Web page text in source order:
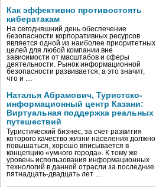
Как эффективно противостоять
кибератакам
На сегодняшний день обеспечение
безопасности корпоративных ресурсов
является одной из наиболее приоритетных
целей для любой компании вне
зависимости от масштабов и сферы
деятельности. Рынок информационной
безопасности развивается, а это значит,
что и …
Наталья Абрамович, Туристско-
информационный центр Казани:
Виртуальная поддержка реальных
путешествий
Туристический бизнес, за счет развития
которого качество жизни населения должно
повышаться, хорошо вписывается в
концепцию «умного города». К тому же
уровень использования информационных
технологий в данной отрасли за последние
пятнадцать-двадцать лет …